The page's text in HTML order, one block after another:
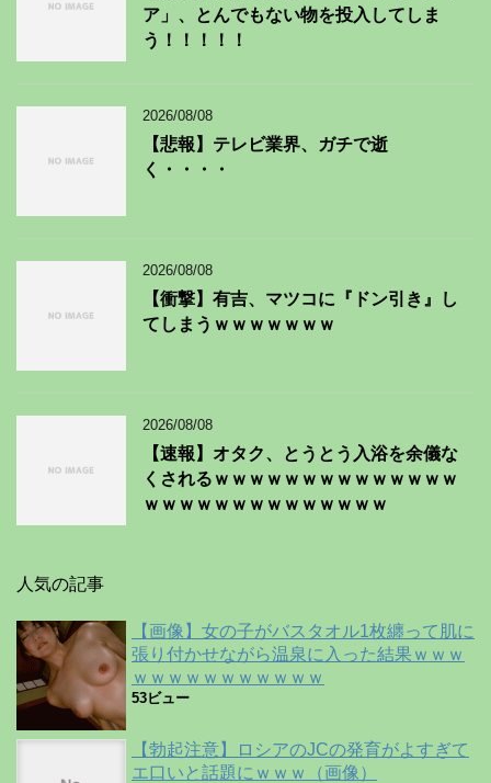
ア」、とんでもない物を投入してしま
う！！！！！
2026/08/08
【悲報】テレビ業界、ガチで逝
く・・・・
2026/08/08
【衝撃】有吉、マツコに『ドン引き』し
てしまうｗｗｗｗｗｗｗ
2026/08/08
【速報】オタク、とうとう入浴を余儀な
くされるｗｗｗｗｗｗｗｗｗｗｗｗｗｗ
ｗｗｗｗｗｗｗｗｗｗｗｗｗｗ
人気の記事
【画像】女の子がバスタオル1枚纏って肌に
張り付かせながら温泉に入った結果ｗｗｗ
ｗｗｗｗｗｗｗｗｗｗｗ
53ビュー
【勃起注意】ロシアのJCの発育がよすぎて
エ口いと話題にｗｗｗ（画像）